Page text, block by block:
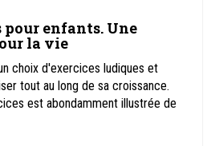
enfants. Une
la vie
choix d'exercices ludiques et
tout au long de sa croissance.
est abondamment illustrée de